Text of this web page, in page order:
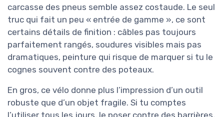
carcasse des pneus semble assez costaude. Le seul
truc qui fait un peu « entrée de gamme », ce sont
certains détails de finition : câbles pas toujours
parfaitement rangés, soudures visibles mais pas
dramatiques, peinture qui risque de marquer si tu le
cognes souvent contre des poteaux.
En gros, ce vélo donne plus l’impression d’un outil
robuste que d’un objet fragile. Si tu comptes
l’utiliser tous les jours, le poser contre des barrières,